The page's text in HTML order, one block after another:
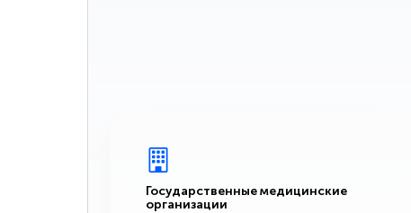
Государственные медицинские
организации